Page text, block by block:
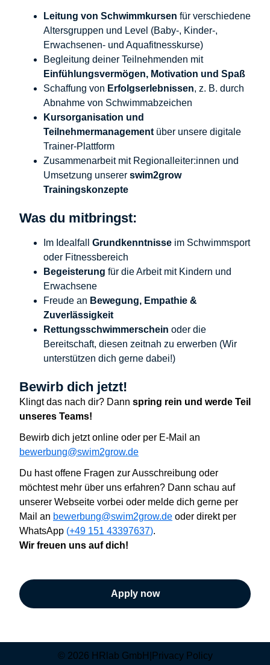
Leitung von Schwimmkursen für verschiedene
Altersgruppen und Level (Baby-, Kinder-,
Erwachsenen- und Aquafitnesskurse)
Begleitung deiner Teilnehmenden mit
Einfühlungsvermögen, Motivation und Spaß
Schaffung von Erfolgserlebnissen, z. B. durch
Abnahme von Schwimmabzeichen
Kursorganisation und
Teilnehmermanagement über unsere digitale
Trainer-Plattform
Zusammenarbeit mit Regionalleiter:innen und
Umsetzung unserer swim2grow
Trainingskonzepte
Was du mitbringst:
Im Idealfall Grundkenntnisse im Schwimmsport
oder Fitnessbereich
Begeisterung für die Arbeit mit Kindern und
Erwachsene
Freude an Bewegung, Empathie &
Zuverlässigkeit
Rettungsschwimmerschein oder die
Bereitschaft, diesen zeitnah zu erwerben (Wir
unterstützen dich gerne dabei!)
Bewirb dich jetzt!
Klingt das nach dir? Dann spring rein und werde Teil
unseres Teams!
Bewirb dich jetzt online oder per E-Mail an
bewerbung@swim2grow.de
Du hast offene Fragen zur Ausschreibung oder
möchtest mehr über uns erfahren? Dann schau auf
unserer Webseite vorbei oder melde dich gerne per
Mail an bewerbung@swim2grow.de oder direkt per
WhatsApp (+49 151 43397637).
Wir freuen uns auf dich!
Apply now
© 2026 HRlab GmbH Privacy Policy